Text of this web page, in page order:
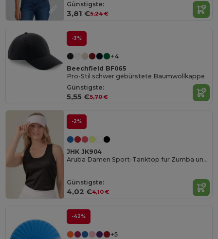
Günstigste:
3,81 €5,24 €
-3%
+4
Beechfield BF065
Pro-Stil schwer gebürstete Baumwollkappe
Günstigste:
5,55 €5,70 €
-2%
JHK JK904
Aruba Damen Sport-Tanktop für Zumba und Outdoor
Günstigste:
4,02 €4,10 €
-42%
+5